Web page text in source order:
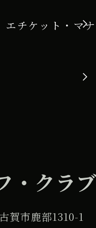
エチケット・マナ
・クラ
賀市鹿部1310-1